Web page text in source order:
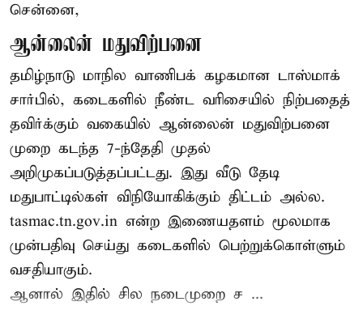
சென்னை,
ஆன்லைன் மதுவிற்பனை
தமிழ்நாடு மாநில வாணிபக் கழகமான டாஸ்மாக்
சார்பில், கடைகளில் நீண்ட வரிசையில் நிற்பதைத்
தவிர்க்கும் வகையில் ஆன்லைன் மதுவிற்பனை
முறை கடந்த 7-ந்தேதி முதல்
அறிமுகப்படுத்தப்பட்டது. இது வீடு தேடி
மதுபாட்டில்கள் விநியோகிக்கும் திட்டம் அல்ல.
tasmac.tn.gov.in என்ற இணையதளம் மூலமாக
முன்பதிவு செய்து கடைகளில் பெற்றுக்கொள்ளும்
வசதியாகும்.
ஆனால் இதில் சில நடைமுறை ச ...